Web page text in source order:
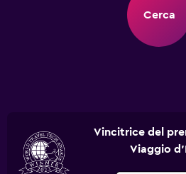
Cerca
Vincitrice del
Viaggio